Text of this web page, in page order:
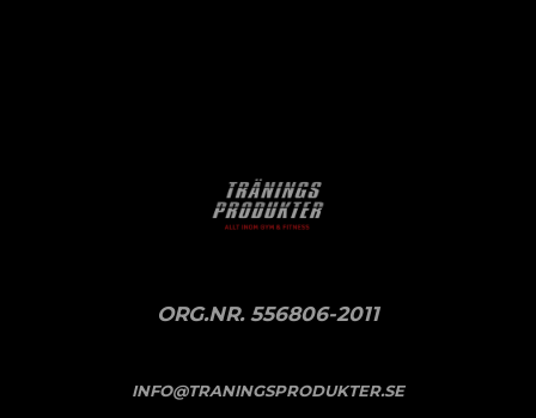
ORG.NR. 556806-2011
INFO@TRANINGSPRODUKTER.SE